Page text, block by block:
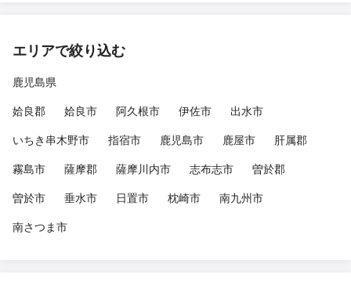
エリアで絞り込む
鹿児島県
姶良郡
姶良市 阿久根市 伊佐市
出水市
いちき串木野市
指宿市 鹿児島市 鹿屋市
肝属郡
霧島市
薩摩郡 薩摩川内市 志布志市
曽於郡
曽於市
垂水市 日置市 枕崎市
南九州市
南さつま市